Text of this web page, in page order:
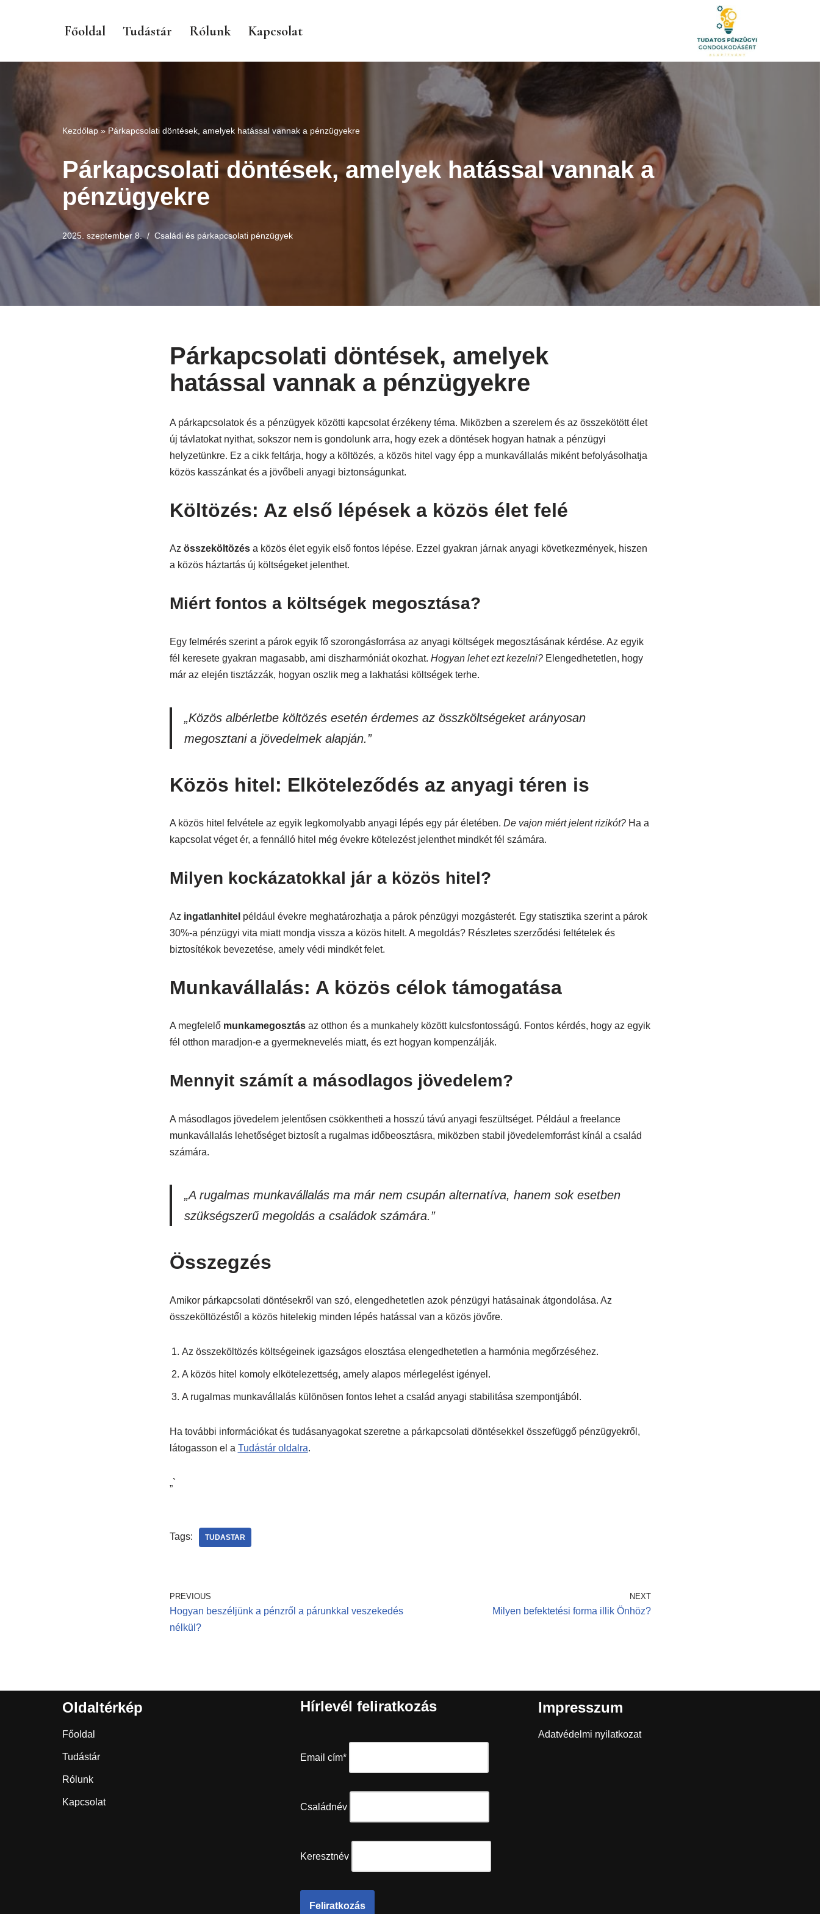
content
Főoldal Tudástár Rólunk Kapcsolat
Kezdőlap»Párkapcsolati döntések, amelyek hatással vannak a pénzügyekre
Párkapcsolati döntések, amelyek hatással vannak a
pénzügyekre
2025. szeptember 8. Családi és párkapcsolati pénzügyek
Párkapcsolati döntések, amelyek
hatással vannak a pénzügyekre
A párkapcsolatok és a pénzügyek közötti kapcsolat érzékeny téma. Miközben a szerelem és az összekötött élet
új távlatokat nyithat, sokszor nem is gondolunk arra, hogy ezek a döntések hogyan hatnak a pénzügyi
helyzetünkre. Ez a cikk feltárja, hogy a költözés, a közös hitel vagy épp a munkavállalás miként befolyásolhatja
közös kasszánkat és a jövőbeli anyagi biztonságunkat.
Költözés: Az első lépések a közös élet felé
Az összeköltözésa közös élet egyik első fontos lépése. Ezzel gyakran járnak anyagi következmények, hiszen
a közös háztartás új költségeket jelenthet.
Miért fontos a költségek megosztása?
Egy felmérés szerint a párok egyik fő szorongásforrása az anyagi költségek megosztásának kérdése. Az egyik
fél keresete gyakran magasabb, ami diszharmóniát okozhat. Hogyan lehet ezt kezelni?Elengedhetetlen, hogy
már az elején tisztázzák, hogyan oszlik meg a lakhatási költségek terhe.
„Közös albérletbe költözés esetén érdemes az összköltségeket arányosan
megosztani a jövedelmek alapján.”
Közös hitel: Elköteleződés az anyagi téren is
A közös hitel felvétele az egyik legkomolyabb anyagi lépés egy pár életében. De vajon miért jelent rizikót?Ha a
kapcsolat véget ér, a fennálló hitel még évekre kötelezést jelenthet mindkét fél számára.
Milyen kockázatokkal jár a közös hitel?
Az ingatlanhitel például évekre meghatározhatja a párok pénzügyi mozgásterét. Egy statisztika szerint a párok
30%-a pénzügyi vita miatt mondja vissza a közös hitelt. A megoldás? Részletes szerződési feltételek és
biztosítékok bevezetése, amely védi mindkét felet.
Munkavállalás: A közös célok támogatása
A megfelelő munkamegosztásaz otthon és a munkahely között kulcsfontosságú. Fontos kérdés, hogy az egyik
fél otthon maradjon-e a gyermeknevelés miatt, és ezt hogyan kompenzálják.
Mennyit számít a másodlagos jövedelem?
A másodlagos jövedelem jelentősen csökkentheti a hosszú távú anyagi feszültséget. Például a freelance
munkavállalás lehetőséget biztosít a rugalmas időbeosztásra, miközben stabil jövedelemforrást kínál a család
számára.
„A rugalmas munkavállalás ma már nem csupán alternatíva, hanem sok esetben
szükségszerű megoldás a családok számára.”
Összegzés
Amikor párkapcsolati döntésekről van szó, elengedhetetlen azok pénzügyi hatásainak átgondolása. Az
összeköltözéstől a közös hitelekig minden lépés hatással van a közös jövőre.
Az összeköltözés költségeinek igazságos elosztása elengedhetetlen a harmónia megőrzéséhez.
A közös hitel komoly elkötelezettség, amely alapos mérlegelést igényel.
A rugalmas munkavállalás különösen fontos lehet a család anyagi stabilitása szempontjából.
Ha további információkat és tudásanyagokat szeretne a párkapcsolati döntésekkel összefüggő pénzügyekről,
látogasson el a Tudástár oldalra.
„`
Tags: TUDASTAR
PREVIOUS
Hogyan beszéljünk a pénzről a párunkkal veszekedés
nélkül?
NEXT
Milyen befektetési forma illik Önhöz?
Oldaltérkép
Főoldal
Tudástár
Rólunk
Kapcsolat
Hírlevél feliratkozás
Email cím*
Családnév
Keresztnév
Impresszum
Adatvédelmi nyilatkozat